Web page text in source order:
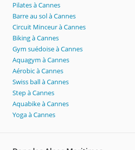
Pilates à Cannes
Barre au sol à Cannes
Circuit Minceur à Cannes
Biking à Cannes
Gym suédoise à Cannes
Aquagym à Cannes
Aérobic à Cannes
Swiss ball à Cannes
Step à Cannes
Aquabike à Cannes
Yoga à Cannes